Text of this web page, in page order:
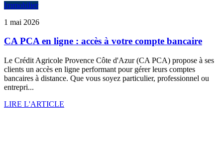
Immobilier
1 mai 2026
CA PCA en ligne : accès à votre compte bancaire
Le Crédit Agricole Provence Côte d'Azur (CA PCA) propose à ses
clients un accès en ligne performant pour gérer leurs comptes
bancaires à distance. Que vous soyez particulier, professionnel ou
entrepri...
LIRE L'ARTICLE